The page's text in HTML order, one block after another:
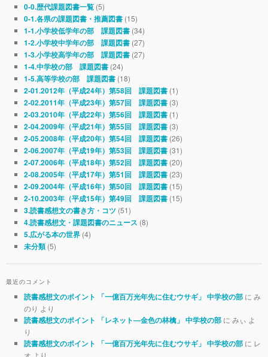
0-0.歴代課題図書一覧(5)
0-1.各県の課題図書・推薦図書(15)
1-1.小学校低学年の部 課題図書(34)
1-2.小学校中学年の部 課題図書(27)
1-3.小学校高学年の部 課題図書(27)
1-4.中学校の部 課題図書(24)
1-5.高等学校の部 課題図書(18)
2-01.2012年（平成24年）第58回 課題図書(1)
2-02.2011年（平成23年）第57回 課題図書(3)
2-03.2010年（平成22年）第56回 課題図書(1)
2-04.2009年（平成21年）第55回 課題図書(3)
2-05.2008年（平成20年）第54回 課題図書(26)
2-06.2007年（平成19年）第53回 課題図書(31)
2-07.2006年（平成18年）第52回 課題図書(20)
2-08.2005年（平成17年）第51回 課題図書(23)
2-09.2004年（平成16年）第50回 課題図書(15)
2-10.2003年（平成15年）第49回 課題図書(15)
3.読書感想文の書き方・コツ (51)
4.読書感想文・課題図書のニュース (8)
5.広がる本の世界(4)
未分類(5)
最近のコメント
読書感想文のポイント 「一億百万光年先に住むウサギ」 中学校の部に み
のり より
読書感想文のポイント 「レネット―金色の林檎」 中学校の部に みぃ よ
り
読書感想文のポイント 「一億百万光年先に住むウサギ」 中学校の部に レ
オ より